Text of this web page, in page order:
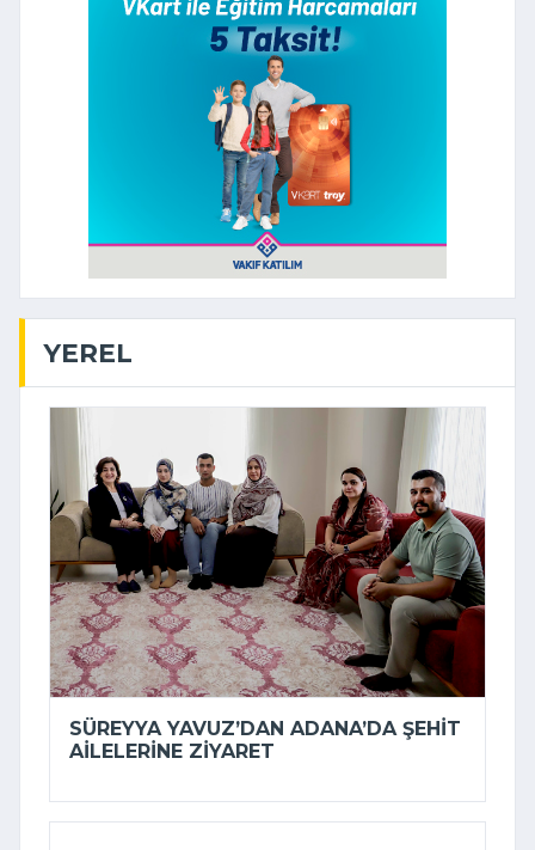
YEREL
SÜREYYA YAVUZ’DAN ADANA’DA ŞEHIT
AILELERINE ZIYARET